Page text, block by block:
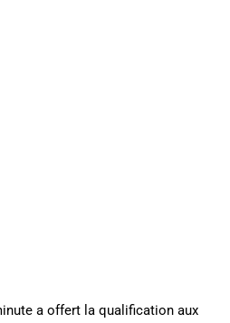
a offert la qualification aux